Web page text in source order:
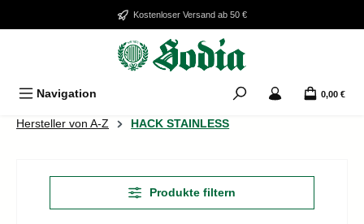
Zum Hauptinhalt springenKostenloser Versand ab 50 €
Navigation 0,00 €
Hersteller von A-Z HACK STAINLESS
Produkte filtern